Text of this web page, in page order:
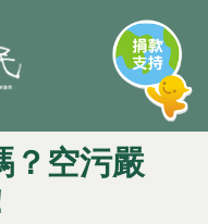
？空污嚴